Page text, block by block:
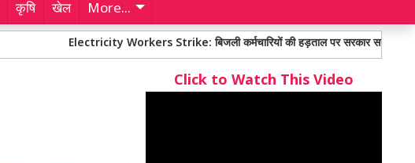
कृषि खेल More...
Electricity Workers Strike: बिजली कर्मचारियों की हड़ताल पर सरकार सख्त, समाधान के लिए
Click to Watch This Video